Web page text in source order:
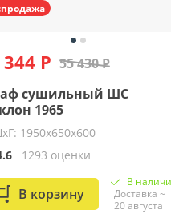
Р 55 430 Р
сушильный ШС
1965
1950х650х600
1293 оценки
В корзину
В
Доставка ~
20 августа